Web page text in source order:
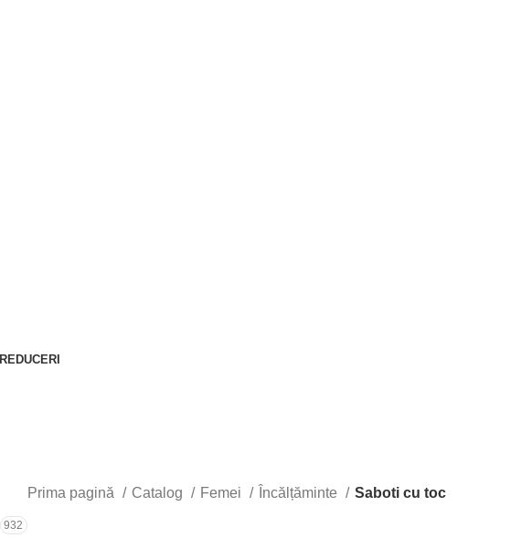
REDUCERI
932
Prima pagină Catalog Femei Încălțăminte Saboti cu toc